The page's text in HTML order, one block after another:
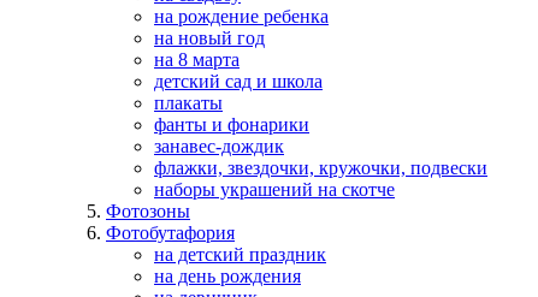
на рождение ребенка
на новый год
на 8 марта
детский сад и школа
плакаты
фанты и фонарики
занавес-дождик
флажки, звездочки, кружочки, подвески
наборы украшений на скотче
Фотозоны
Фотобутафория
на детский праздник
на день рождения